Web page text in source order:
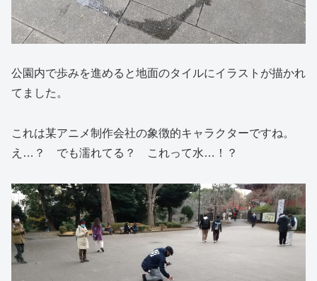
公園内で歩みを進めると地面のタイルにイラストが描かれ
てました。
これは某アニメ制作会社の象徴的キャラクターですね。
え…？ でも濡れてる？ これって水…！？